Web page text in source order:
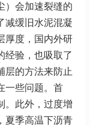
）会加速裂缝的
减缓旧水泥混凝
厚度，国内外研
经验，也吸取了
层的方法来防止
一些问题。首
。此外，过度增
夏季高温下沥青